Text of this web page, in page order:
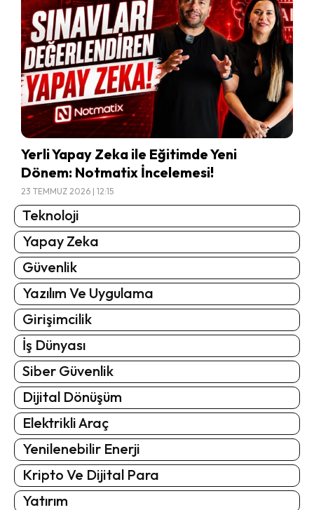
Yerli Yapay Zeka ile Eğitimde Yeni
Dönem: Notmatix İncelemesi!
23 TEMMUZ 2026 | 12:15
Teknoloji
Yapay Zeka
Güvenlik
Yazılım Ve Uygulama
Girişimcilik
İş Dünyası
Siber Güvenlik
Dijital Dönüşüm
Elektrikli Araç
Yenilenebilir Enerji
Kripto Ve Dijital Para
Yatırım